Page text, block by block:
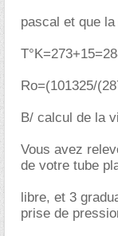
pascal et que
Ro=(101325/
B/ calcul de la
Vous avez
de votre tube
libre, et 3
prise de